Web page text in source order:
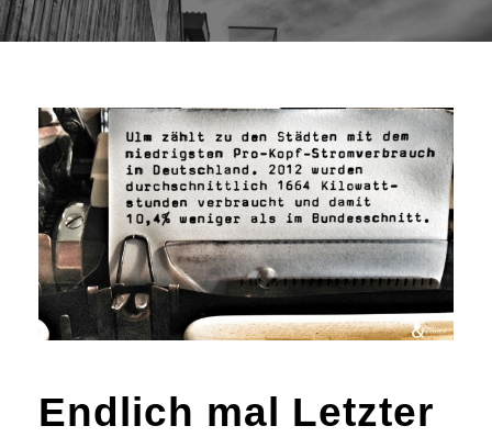
Endlich mal Letzter